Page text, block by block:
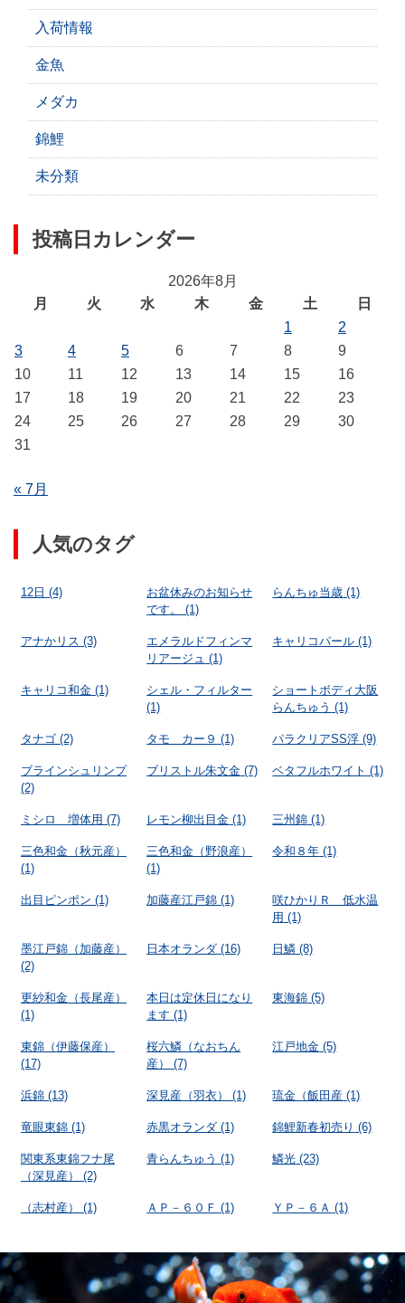
入荷情報
金魚
メダカ
錦鯉
未分類
投稿日カレンダー
2026年8月
月
火 水 木 金 土
日
1
2
3
4 5 6 7 8
9
10
11 12 13 14 15
16
17
18 19 20 21 22
23
24
25 26 27 28 29
30
31
« 7月
人気のタグ
12日 (4)
お盆休みのお知らせ
です。
(1)
らんちゅ当歳 (1)
アナかリス (3)
エメラルドフィンマ
リアージュ (1)
キャリコパール (1)
キャリコ和金 (1)
シェル・フィルター
(1)
ショートボディ大阪
らんちゅう (1)
タナゴ (2) タモ カー９ (1) パラクリアSS浮 (9)
ブラインシュリンプ
(2)
ブリストル朱文金 (7) ベタフルホワイト (1)
ミシロ 増体用 (7) レモン柳出目金 (1) 三州錦 (1)
三色和金（秋元産）
(1)
三色和金（野浪産）
(1)
令和８年 (1)
出目ピンポン (1) 加藤産江戸錦 (1)
咲ひかりＲ 低水温
用 (1)
墨江戸錦（加藤産）
(2)
日本オランダ (16) 日鱗 (8)
更紗和金（長尾産）
(1)
本日は定休日になり
ます (1)
東海錦 (5)
東錦（伊藤保産）
(17)
桜六鱗（なおちん
産）
(7)
江戸地金 (5)
浜錦 (13) 深見産（羽衣） (1) 琉金（飯田産 (1)
竜眼東錦 (1) 赤黒オランダ (1) 錦鯉新春初売り (6)
関東系東錦フナ尾
（深見産）
(2)
青らんちゅう (1) 鱗光 (23)
（志村産） (1) ＡＰ－６０Ｆ (1) ＹＰ－６Ａ (1)